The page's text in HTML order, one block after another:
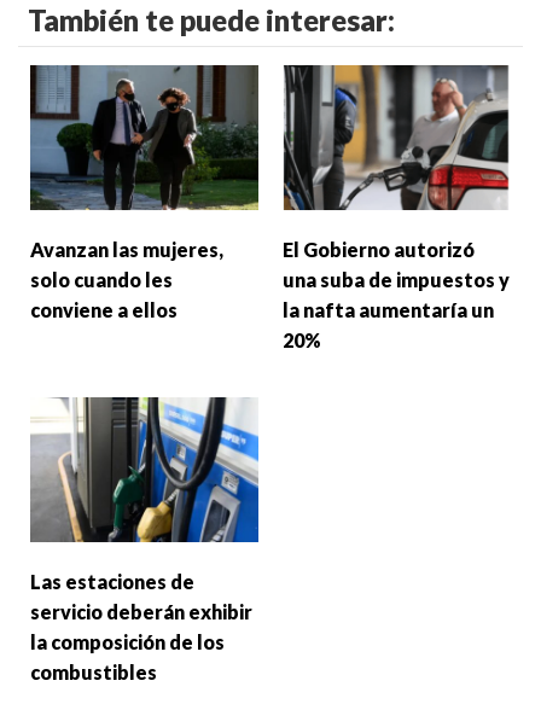
También te puede interesar:
Avanzan las mujeres,
solo cuando les
conviene a ellos
El Gobierno autorizó
una suba de impuestos y
la nafta aumentaría un
20%
Las estaciones de
servicio deberán exhibir
la composición de los
combustibles